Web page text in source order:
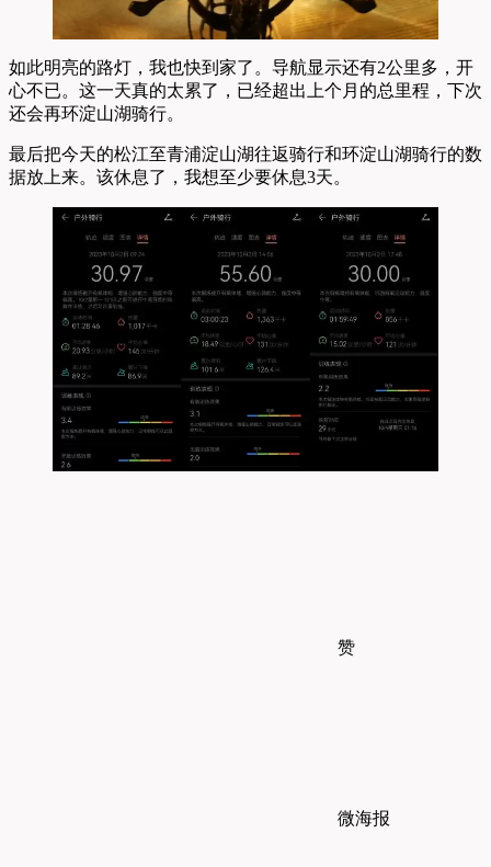
如此明亮的路灯，我也快到家了。导航显示还有2公里多，开
心不已。这一天真的太累了，已经超出上个月的总里程，下次
还会再环淀山湖骑行。
最后把今天的松江至青浦淀山湖往返骑行和环淀山湖骑行的数
据放上来。该休息了，我想至少要休息3天。
赞
微海报